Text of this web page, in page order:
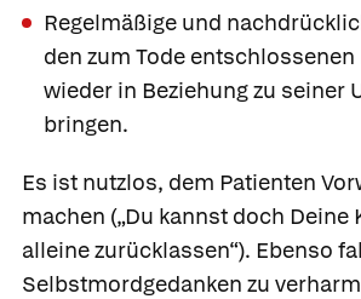
Regelmäßige und
den zum Tode
wieder in Beziehung zu seiner
bringen.
Es ist nutzlos, dem Patienten
machen („Du kannst doch Deine
alleine zurücklassen“). Ebenso
Selbstmordgedanken zu